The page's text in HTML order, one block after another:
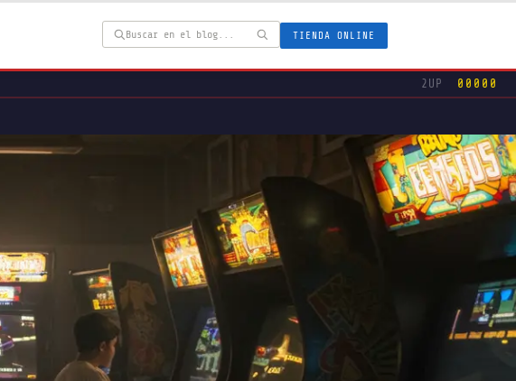
TIENDA ONLINE
2UP 00000